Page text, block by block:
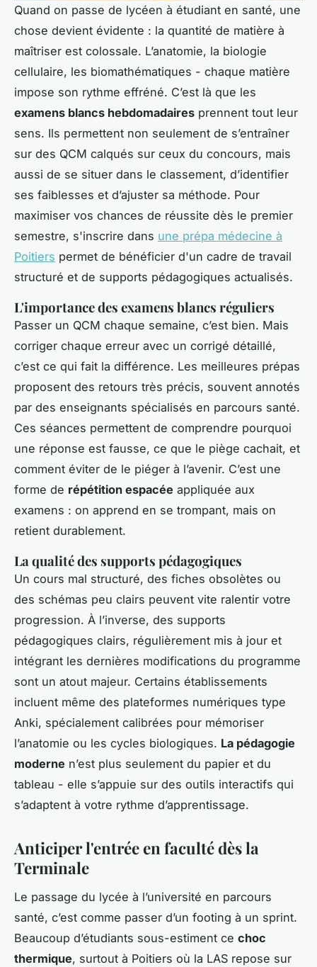
Quand on passe de lycéen à étudiant en santé, une
chose devient évidente : la quantité de matière à
maîtriser est colossale. L’anatomie, la biologie
cellulaire, les biomathématiques - chaque matière
impose son rythme effréné. C’est là que les
examens blancs hebdomadaires prennent tout leur
sens. Ils permettent non seulement de s’entraîner
sur des QCM calqués sur ceux du concours, mais
aussi de se situer dans le classement, d’identifier
ses faiblesses et d’ajuster sa méthode. Pour
maximiser vos chances de réussite dès le premier
semestre, s'inscrire dans une prépa médecine à
Poitiers permet de bénéficier d'un cadre de travail
structuré et de supports pédagogiques actualisés.
L'importance des examens blancs réguliers
Passer un QCM chaque semaine, c’est bien. Mais
corriger chaque erreur avec un corrigé détaillé,
c’est ce qui fait la différence. Les meilleures prépas
proposent des retours très précis, souvent annotés
par des enseignants spécialisés en parcours santé.
Ces séances permettent de comprendre pourquoi
une réponse est fausse, ce que le piège cachait, et
comment éviter de le piéger à l’avenir. C’est une
forme de répétition espacée appliquée aux
examens : on apprend en se trompant, mais on
retient durablement.
La qualité des supports pédagogiques
Un cours mal structuré, des fiches obsolètes ou
des schémas peu clairs peuvent vite ralentir votre
progression. À l’inverse, des supports
pédagogiques clairs, régulièrement mis à jour et
intégrant les dernières modifications du programme
sont un atout majeur. Certains établissements
incluent même des plateformes numériques type
Anki, spécialement calibrées pour mémoriser
l’anatomie ou les cycles biologiques. La pédagogie
moderne n’est plus seulement du papier et du
tableau - elle s’appuie sur des outils interactifs qui
s’adaptent à votre rythme d’apprentissage.
Anticiper l'entrée en faculté dès la
Terminale
Le passage du lycée à l’université en parcours
santé, c’est comme passer d’un footing à un sprint.
Beaucoup d’étudiants sous-estiment ce choc
thermique, surtout à Poitiers où la LAS repose sur